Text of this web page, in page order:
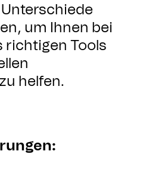
um Ihnen bei
richtigen Tools
helfen.